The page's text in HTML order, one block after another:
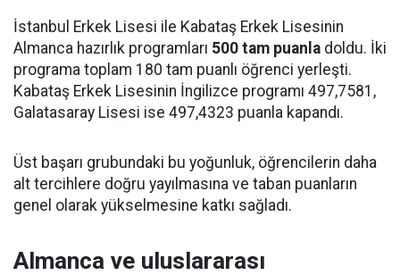
İstanbul Erkek Lisesi ile Kabataş Erkek Lisesinin
Almanca hazırlık programları 500 tam puanla doldu. İki
programa toplam 180 tam puanlı öğrenci yerleşti.
Kabataş Erkek Lisesinin İngilizce programı 497,7581,
Galatasaray Lisesi ise 497,4323 puanla kapandı.
Üst başarı grubundaki bu yoğunluk, öğrencilerin daha
alt tercihlere doğru yayılmasına ve taban puanların
genel olarak yükselmesine katkı sağladı.
Almanca ve uluslararası